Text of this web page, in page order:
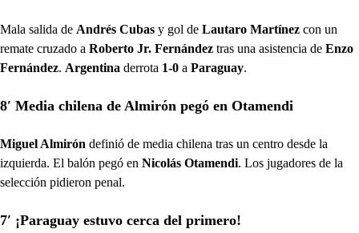
Mala salida de Andrés Cubas y gol de Lautaro Martínez con un
remate cruzado a Roberto Jr. Fernández tras una asistencia de Enzo
Fernández. Argentina derrota 1-0 a Paraguay.
8′ Media chilena de Almirón pegó en Otamendi
Miguel Almirón definió de media chilena tras un centro desde la
izquierda. El balón pegó en Nicolás Otamendi. Los jugadores de la
selección pidieron penal.
7′ ¡Paraguay estuvo cerca del primero!